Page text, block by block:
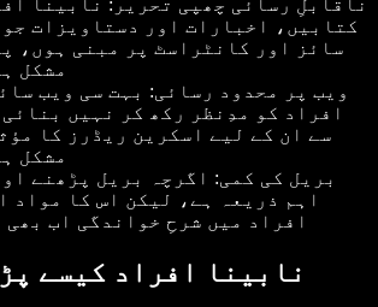
ناقابلِ رسائی چھپی تحریر: نابینا
کتابیں، اخبارات اور دستاویزات
سائز اور کانٹراسٹ پر مبنی ہوں،
مشکل
ویب پر محدود رسائی: بہت سی ویب
افراد کو مدِنظر رکھ کر نہیں
سے ان کے لیے اسکرین ریڈرز کا
مشکل
بریل کی کمی: اگرچہ بریل پڑھنے
اہم ذریعہ ہے، لیکن اس کا مواد
افراد میں شرحِ خواندگی اب بھی
نابینا افراد کیسے